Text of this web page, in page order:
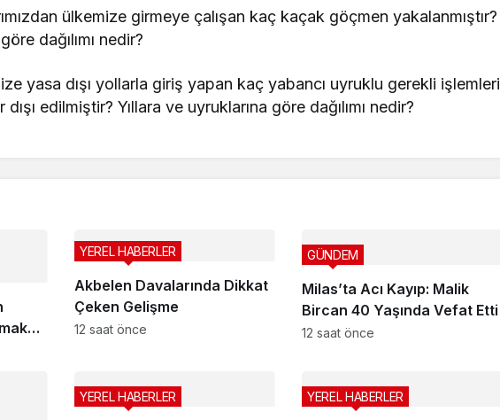
ülkemize girmeye çalışan kaç kaçak göçmen yakalanmıştır?
dağılımı nedir?
yasa dışı yollarla giriş yapan kaç yabancı uyruklu gerekli işlemleri
dışı edilmiştir? Yıllara ve uyruklarına göre dağılımı nedir?
Akbelen Davalarında Dikkat
Çeken Gelişme
YEREL HABERLER
12 saat önce
Milas’ta Acı Kayıp: Malik
Bircan 40 Yaşında Vefat Etti
GÜNDEM
12 saat önce
YEREL HABERLER YEREL HABERLER